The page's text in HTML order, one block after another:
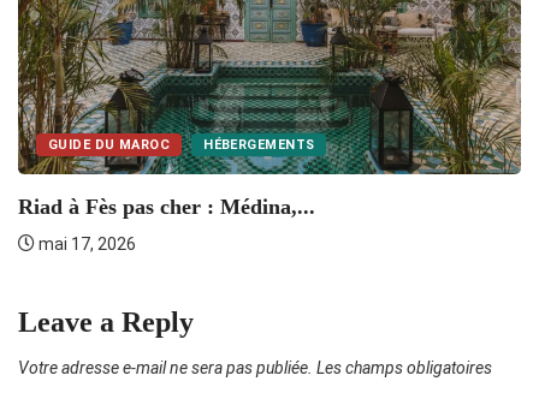
GUIDE DU MAROC HÉBERGEMENTS
Riad à Fès pas cher : Médina,...
mai 17, 2026
Leave a Reply
Votre adresse e-mail ne sera pas publiée. Les champs obligatoires